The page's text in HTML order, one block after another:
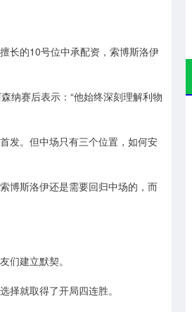
长的10号位中承配资，索博斯洛伊
纳赛后表示：“他始终深刻理解利物
发。但中场只有三个位置，如何安
博斯洛伊还是需要回归中场的，而
们建立默契。
就取得了开局四连胜。